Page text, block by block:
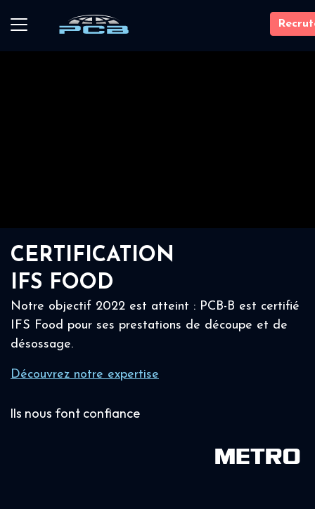
CERTIFICATION
IFS FOOD
Notre objectif 2022 est atteint : PCB-B est certifié
IFS Food pour ses prestations de découpe et de
désossage.
Découvrez notre expertise
Ils nous font confiance